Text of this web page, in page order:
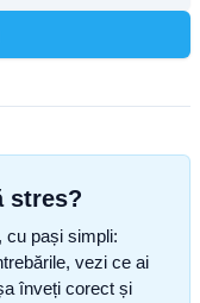
stres?
cu pași simpli:
vezi ce ai
înveți corect și